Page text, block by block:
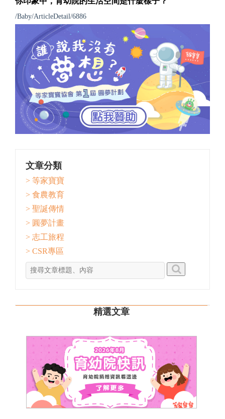
/Baby/ArticleDetail/6886
文章分類
> 等家寶寶
> 食農教育
> 聖誕傳情
> 圓夢計畫
> 志工旅程
> CSR專區
精選文章